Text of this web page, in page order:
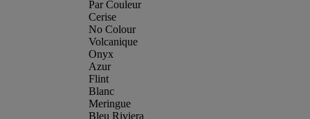
Par Couleur
Cerise
No Colour
Volcanique
Onyx
Azur
Flint
Blanc
Meringue
Bleu Riviera